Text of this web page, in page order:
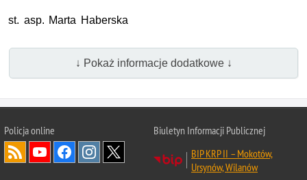
st. asp. Marta Haberska
↓ Pokaż informacje dodatkowe ↓
Policja online
Biuletyn Informacji Publicznej
BIP KRP II – Mokotów,
Ursynów, Wilanów